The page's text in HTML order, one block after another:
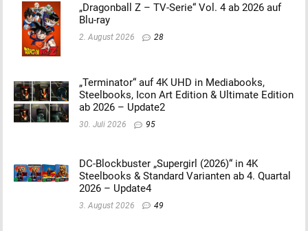
„Dragonball Z – TV-Serie“ Vol. 4 ab 2026 auf
Blu-ray
2. August 2026 28
„Terminator“ auf 4K UHD in Mediabooks,
Steelbooks, Icon Art Edition & Ultimate Edition
ab 2026 – Update2
30. Juli 2026 95
DC-Blockbuster „Supergirl (2026)“ in 4K
Steelbooks & Standard Varianten ab 4. Quartal
2026 – Update4
3. August 2026 49